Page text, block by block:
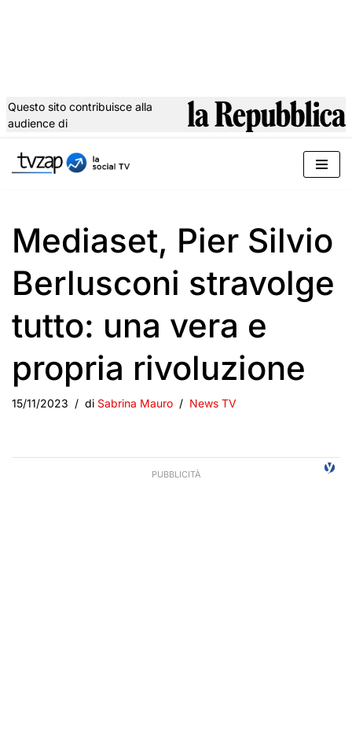
al
Questo sito contribuisce alla
audience di
Mediaset, Pier Silvio
Berlusconi stravolge
tutto: una vera e
propria rivoluzione
15/11/2023 di Sabrina Mauro News TV